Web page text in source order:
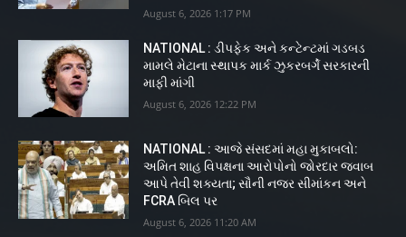
August 6, 2026 1:17 PM
NATIONAL : ડીપફેક અને કન્ટેન્ટમાં ગડબડ
મામલે મેટાના સ્થાપક માર્ક ઝુકરબર્ગે સરકારની
માફી માંગી
August 6, 2026 12:22 PM
NATIONAL : આજે સંસદમાં મહા મુકાબલો:
અમિત શાહ વિપક્ષના આરોપોનો જોરદાર જવાબ
આપે તેવી શક્યતા; સૌની નજર સીમાંકન અને
FCRA બિલ પર
August 6, 2026 11:20 AM